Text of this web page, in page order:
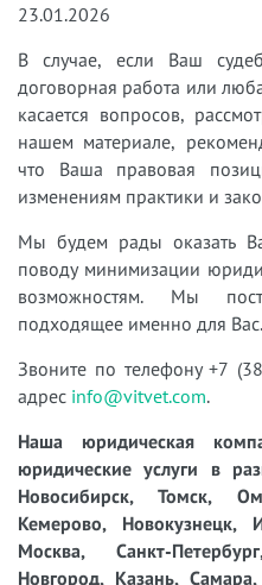
23.01.2026
В случае, если Ваш
договорная работа или
касается вопросов,
нашем материале,
что Ваша правовая
изменениям практики и
Мы будем рады оказать
поводу минимизации
возможностям. Мы
подходящее именно для Вас.
Звоните по телефону +7
адрес info@vitvet.com.
Наша юридическая
юридические услуги в
Новосибирск, Томск,
Кемерово, Новокузнецк,
Москва, Санкт-
Новгород, Казань,